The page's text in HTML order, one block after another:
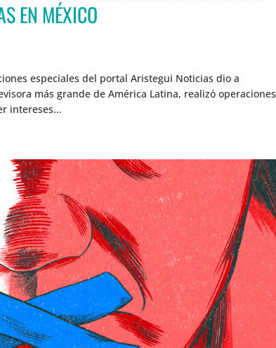
EN MÉXICO
especiales del portal Aristegui Noticias dio a
más grande de América Latina, realizó operaciones
intereses...